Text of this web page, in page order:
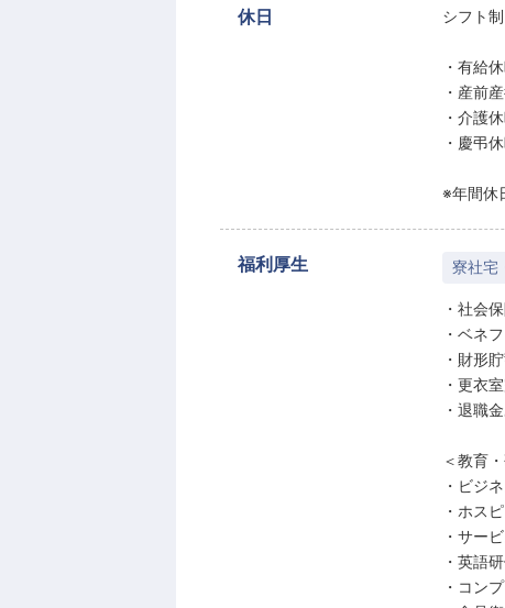
休日 シフト制
・有給
・産前
・介護
・慶弔
※年間休
福利厚生 寮社宅
・社会
・ベネ
・財形
・更衣
・退職
＜教育
・ビジ
・ホス
・サー
・英語
・コン